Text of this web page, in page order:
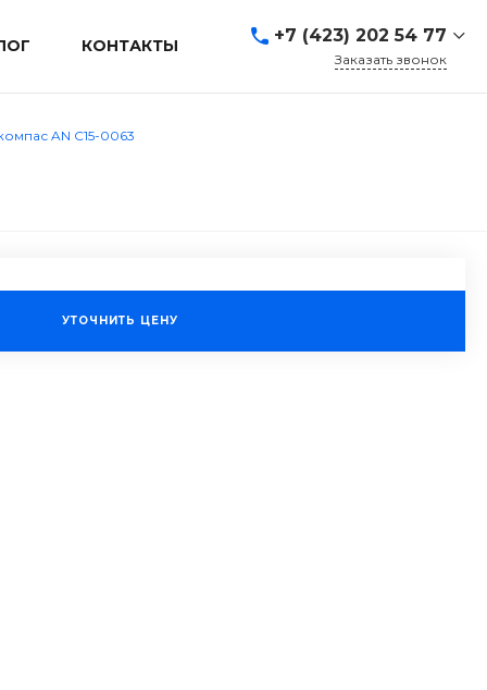
КОНТАКТЫ +7 (423) 202 54 77
Заказать звонок
AN C15-0063
УТОЧНИТЬ ЦЕНУ